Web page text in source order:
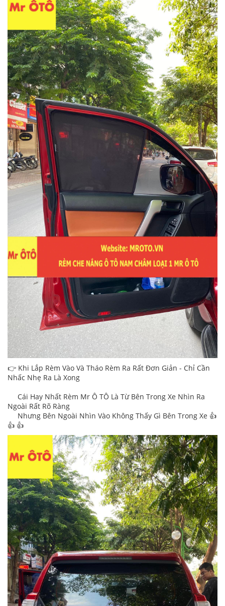
👉 Khi Lắp Rèm Vào Và Tháo Rèm Ra Rất Đơn Giản - Chỉ Cần
Nhấc Nhẹ Ra Là Xong
Cái Hay Nhất Rèm Mr Ô TÔ Là Từ Bên Trong Xe Nhìn Ra
Ngoài Rất Rõ Ràng
Nhưng Bên Ngoài Nhìn Vào Không Thấy Gì Bên Trong Xe 👍
👍 👍